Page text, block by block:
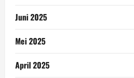
Juni 2025
Mei 2025
April 2025